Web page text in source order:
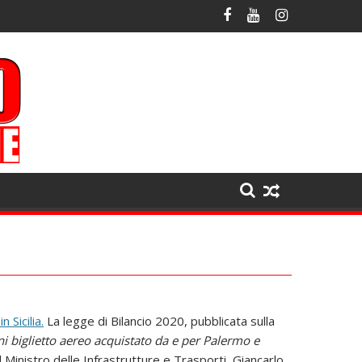
Sicilia. La legge di Bilancio 2020, pubblicata sulla
aereo acquistato da e per Palermo e